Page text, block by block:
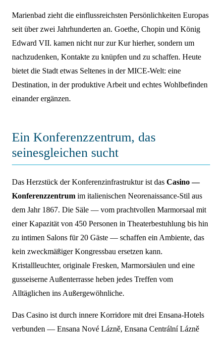
Marienbad zieht die einflussreichsten Persönlichkeiten Europas
seit über zwei Jahrhunderten an. Goethe, Chopin und König
Edward VII. kamen nicht nur zur Kur hierher, sondern um
nachzudenken, Kontakte zu knüpfen und zu schaffen. Heute
bietet die Stadt etwas Seltenes in der MICE-Welt: eine
Destination, in der produktive Arbeit und echtes Wohlbefinden
einander ergänzen.
Ein Konferenzzentrum, das
seinesgleichen sucht
Das Herzstück der Konferenzinfrastruktur ist das Casino —
Konferenzzentrum im italienischen Neorenaissance-Stil aus
dem Jahr 1867. Die Säle — vom prachtvollen Marmorsaal mit
einer Kapazität von 450 Personen in Theaterbestuhlung bis hin
zu intimen Salons für 20 Gäste — schaffen ein Ambiente, das
kein zweckmäßiger Kongressbau ersetzen kann.
Kristallleuchter, originale Fresken, Marmorsäulen und eine
gusseiserne Außenterrasse heben jedes Treffen vom
Alltäglichen ins Außergewöhnliche.
Das Casino ist durch innere Korridore mit drei Ensana-Hotels
verbunden — Ensana Nové Lázně, Ensana Centrální Lázně